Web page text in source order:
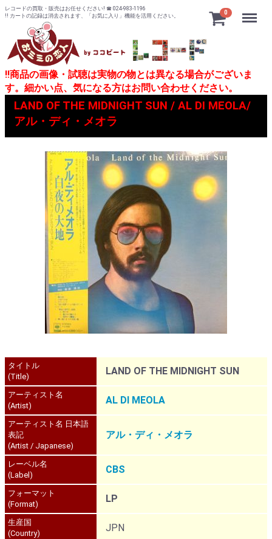
レコードの買取・販売はお任せください! ☎ 024-983-1196
!! カートの記録は消去されます、「お気に入り」機能を活用ください。
0 Menu
!!商品の画像・試聴は実物の物とは異なる場合がございま
す。細かい点、気になる方はお問い合わせください。
LAND OF THE MIDNIGHT SUN / AL DI MEOLA/
アル・ディ・メオラ
タイトル
(Title)
LAND OF THE MIDNIGHT SUN
アーティスト名
(Artist)
AL DI MEOLA
アーティスト名 日本語
表記
(Artist / Japanese)
アル・ディ・メオラ
レーベル名
(Label)
CBS
フォーマット
(Format)
LP
生産国
(Country)
JPN